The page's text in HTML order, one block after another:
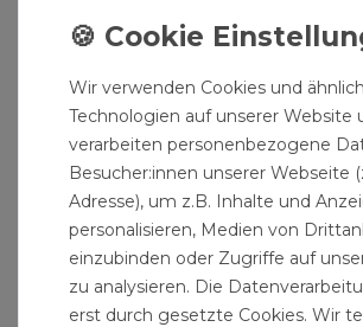
Badewannenarmatur Chrom
mit Flachhebel "Albuch"
UVP 31,19 €
29,19 € *
Wir verwenden Cookies und
Technologien auf unserer Website
verarbeiten personenbezogene
Besucher:innen unserer Webseite
Adresse), um z.B. Inhalte und
personalisieren, Medien von
einzubinden oder Zugriffe auf
zu analysieren. Die
erst durch gesetzte Cookies. Wir